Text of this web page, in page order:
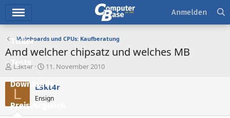
Ticker
Tests
Downloads
Preisvergleich
Anmelden
Mainboards und CPUs: Kaufberatung
Amd welcher chipsatz und welches MB
E
s
e
L3kt4r
E
s
t
e
11. November 2010
L L3kt4r
Ensign